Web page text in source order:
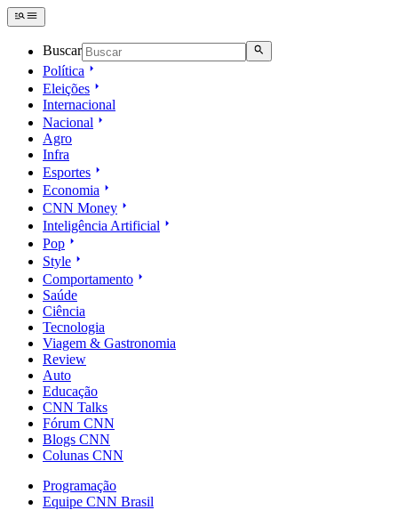
Buscar
Política
Eleições
Internacional
Nacional
Agro
Infra
Esportes
Economia
CNN Money
Inteligência Artificial
Pop
Style
Comportamento
Saúde
Ciência
Tecnologia
Viagem & Gastronomia
Review
Auto
Educação
CNN Talks
Fórum CNN
Blogs CNN
Colunas CNN
Programação
Equipe CNN Brasil